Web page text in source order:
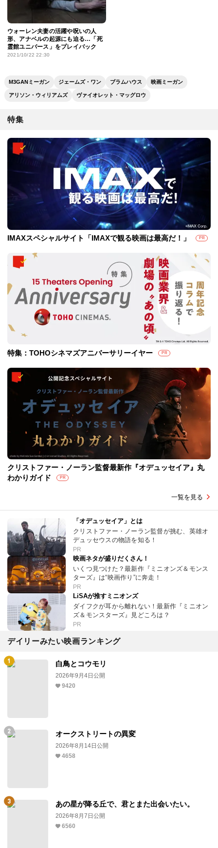
ウォーレン夫妻の活躍や呪いの人
形、アナベルの起源にも迫る…「死
霊館ユニバース」をプレイバック
2021/10/22 22:30
M3GANミーガン ジェームズ・ワン ブラムハウス 映画ミーガン
アリソン・ウィリアムズ ヴァイオレット・マッグロウ
特集
IMAXスペシャルサイト「IMAXで観る映画は最高だ！」 PR
特集：TOHOシネマズアニバーサリーイヤー PR
クリストファー・ノーラン監督最新作『オデュッセイア』丸
わかりガイド
PR
一覧を見る
「オデュッセイア」とは
クリストファー・ノーラン監督が挑む、英雄オ
デュッセウスの物語を知る！
PR
映画ネタが盛りだくさん！
いくつ見つけた？最新作『ミニオンズ＆モンス
ターズ』は“映画作り”に奔走！
PR
LiSAが推すミニオンズ
ダイフクが耳から離れない！最新作『ミニオン
ズ＆モンスターズ』見どころは？
PR
デイリーみたい映画ランキング
白鳥とコウモリ
2026年9月4日公開
9420
オークストリートの異変
2026年8月14日公開
4658
あの星が降る丘で、君とまた出会いたい。
2026年8月7日公開
6560